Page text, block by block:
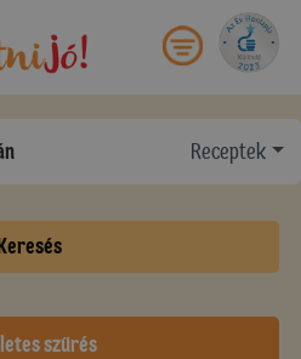
Receptek
szűrés